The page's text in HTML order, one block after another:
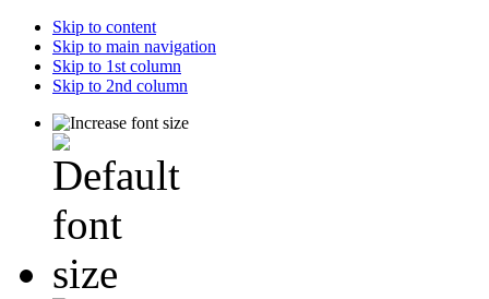
Skip to content
Skip to main navigation
Skip to 1st column
Skip to 2nd column